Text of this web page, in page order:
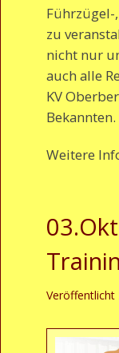
Führzügel-
zu
nicht nur
auch alle
KV
Bekannten.
Weitere
Veröffentlicht